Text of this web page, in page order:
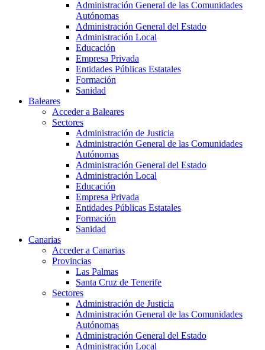
Administración General de las Comunidades
Autónomas
Administración General del Estado
Administración Local
Educación
Empresa Privada
Entidades Públicas Estatales
Formación
Sanidad
Baleares
Acceder a Baleares
Sectores
Administración de Justicia
Administración General de las Comunidades
Autónomas
Administración General del Estado
Administración Local
Educación
Empresa Privada
Entidades Públicas Estatales
Formación
Sanidad
Canarias
Acceder a Canarias
Provincias
Las Palmas
Santa Cruz de Tenerife
Sectores
Administración de Justicia
Administración General de las Comunidades
Autónomas
Administración General del Estado
Administración Local